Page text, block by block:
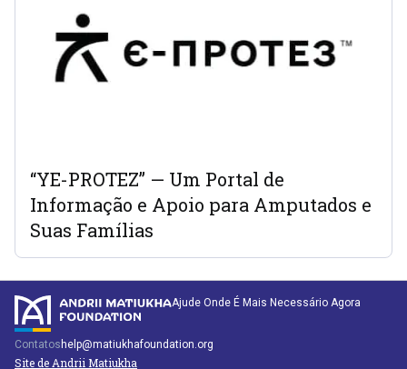
“YE-PROTEZ” — Um Portal de
Informação e Apoio para Amputados e
Suas Famílias
Ajude Onde É Mais Necessário Agora
Contatos help@matiukhafoundation.org
Site de Andrii Matiukha